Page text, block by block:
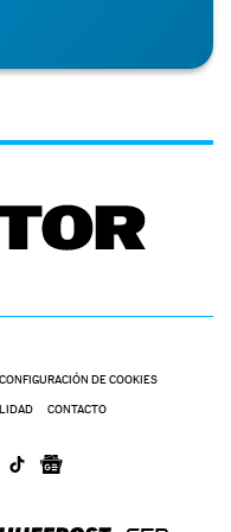
CONFIGURACIÓN DE COOKIES
CONTACTO